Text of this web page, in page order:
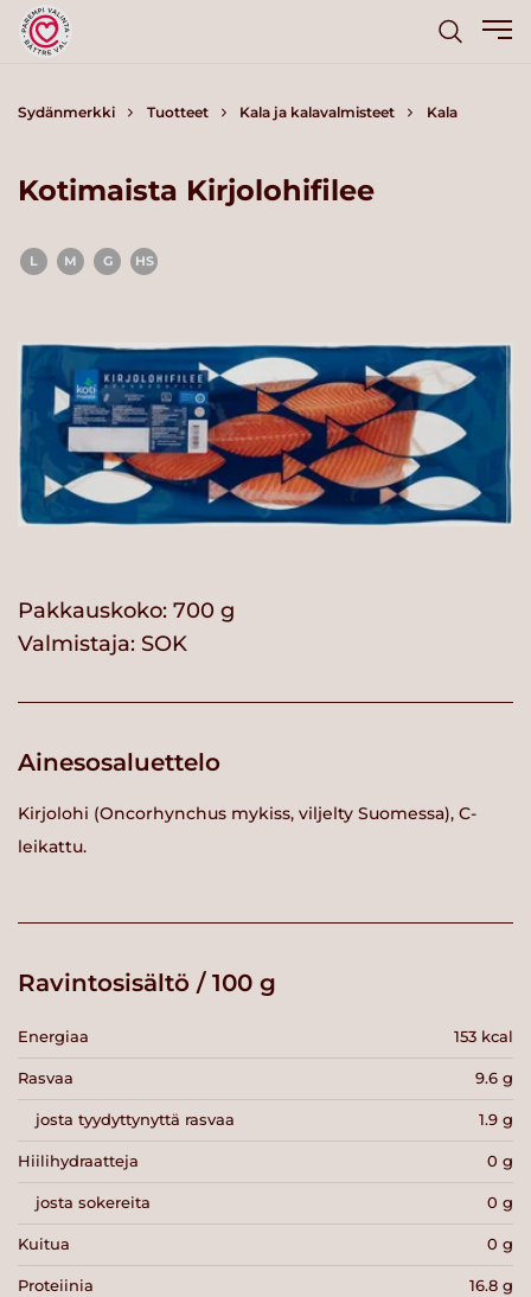
Sydänmerkki Tuotteet Kala ja kalavalmisteet Kala
Kotimaista Kirjolohifilee
L M G HS
Pakkauskoko: 700 g
Valmistaja: SOK
Ainesosaluettelo
Kirjolohi (Oncorhynchus mykiss, viljelty Suomessa), C-
leikattu.
Ravintosisältö / 100 g
Energiaa 153 kcal
Rasvaa 9.6 g
josta tyydyttynyttä rasvaa 1.9 g
Hiilihydraatteja 0 g
josta sokereita 0 g
Kuitua 0 g
Proteiinia 16.8 g